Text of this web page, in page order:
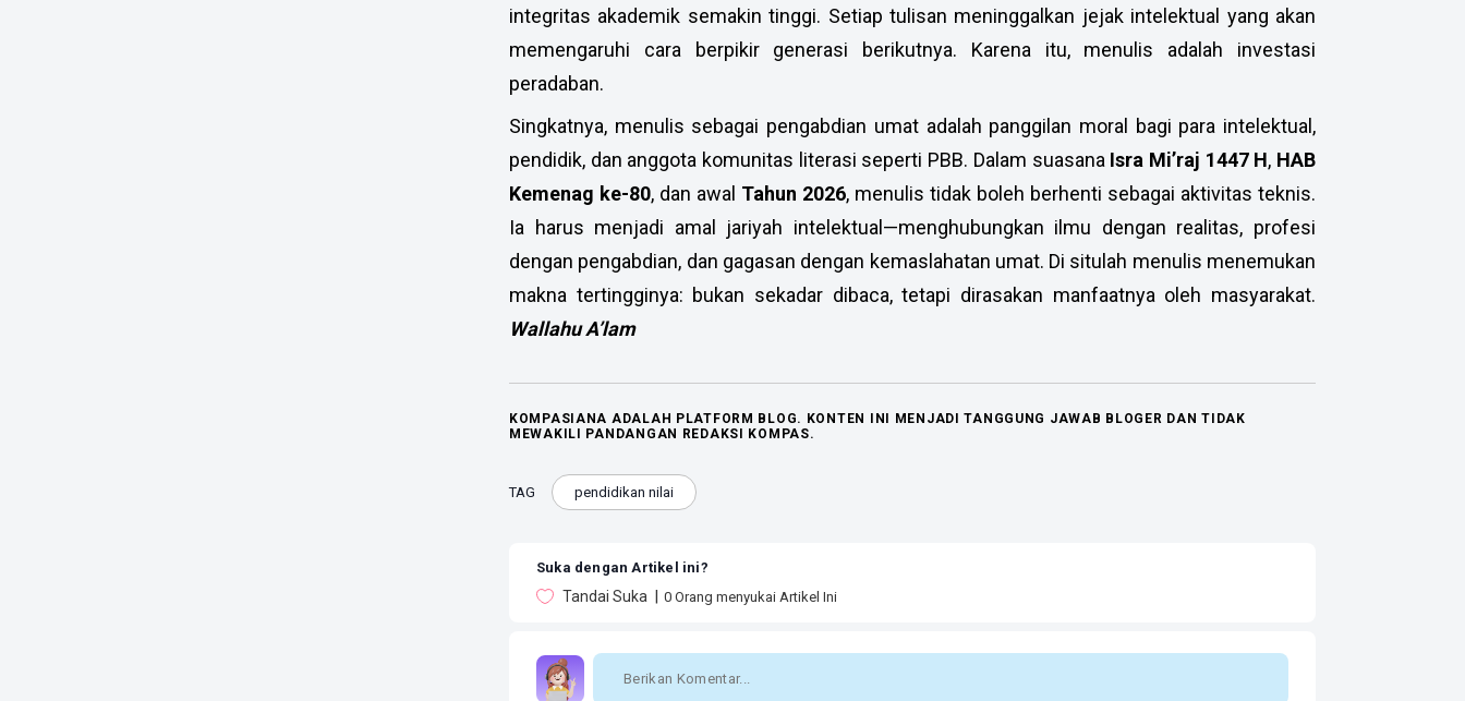
integritas akademik semakin tinggi. Setiap tulisan meninggalkan jejak intelektual yang akan
memengaruhi cara berpikir generasi berikutnya. Karena itu, menulis adalah investasi
peradaban.
Singkatnya, menulis sebagai pengabdian umat adalah panggilan moral bagi para intelektual,
pendidik, dan anggota komunitas literasi seperti PBB. Dalam suasana Isra Mi’raj 1447 H, HAB
Kemenag ke-80, dan awal Tahun 2026, menulis tidak boleh berhenti sebagai aktivitas teknis.
Ia harus menjadi amal jariyah intelektual—menghubungkan ilmu dengan realitas, profesi
dengan pengabdian, dan gagasan dengan kemaslahatan umat. Di situlah menulis menemukan
makna tertingginya: bukan sekadar dibaca, tetapi dirasakan manfaatnya oleh masyarakat.
Wallahu A’lam
KOMPASIANA ADALAH PLATFORM BLOG. KONTEN INI MENJADI TANGGUNG JAWAB BLOGER DAN TIDAK
MEWAKILI PANDANGAN REDAKSI KOMPAS.
TAG pendidikan nilai
Suka dengan Artikel ini?
Tandai Suka 0 Orang menyukai Artikel Ini